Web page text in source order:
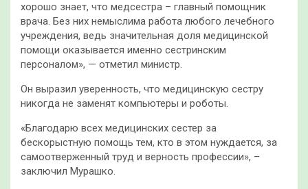
хорошо знает, что медсестра – главный помощник
врача. Без них немыслима работа любого лечебного
учреждения, ведь значительная доля медицинской
помощи оказывается именно сестринским
персоналом», — отметил министр.
Он выразил уверенность, что медицинскую сестру
никогда не заменят компьютеры и роботы.
«Благодарю всех медицинских сестер за
бескорыстную помощь тем, кто в этом нуждается, за
самоотверженный труд и верность профессии», –
заключил Мурашко.